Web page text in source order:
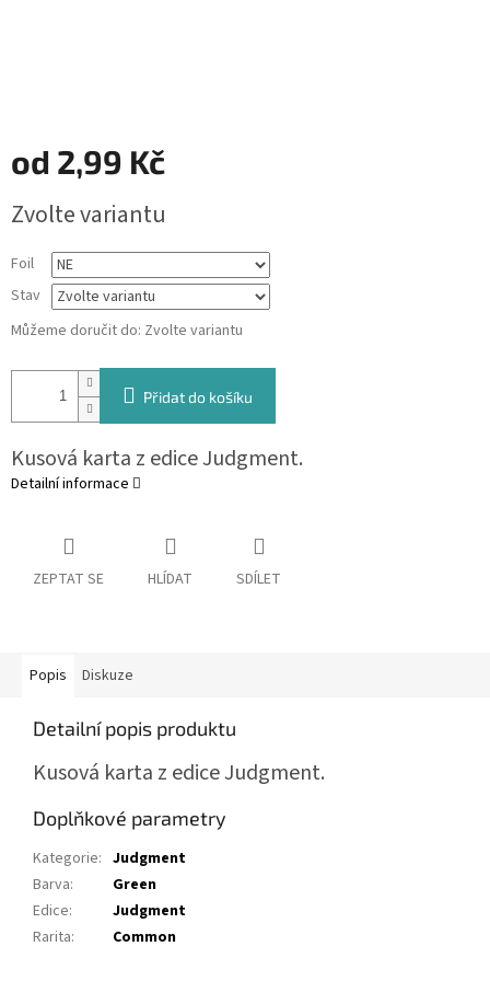
od 2,99 Kč
cena:
Zvolte variantu
Foil
Stav
Můžeme doručit do: Zvolte variantu
Přidat do košíku
Kusová karta z edice Judgment.
Detailní informace
ZEPTAT SE HLÍDAT SDÍLET
Popis Diskuze
Detailní popis produktu
Kusová karta z edice Judgment.
Doplňkové parametry
Kategorie: Judgment
Barva:
Green
Edice:
Judgment
Rarita: Common